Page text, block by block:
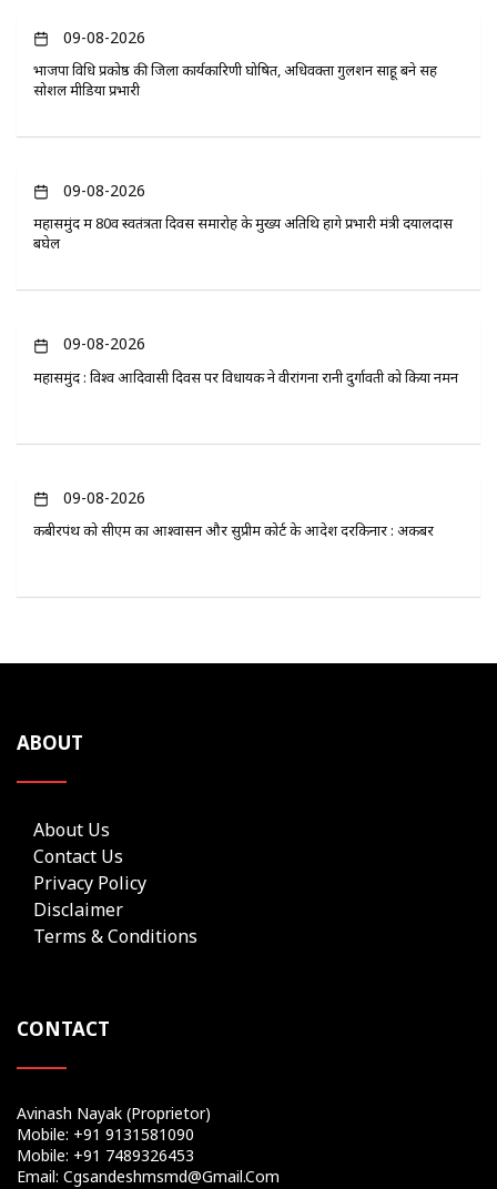
09-08-2026
भाजपा विधि प्रकोष्ठ की जिला कार्यकारिणी घोषित, अधिवक्ता गुलशन साहू बने सह
सोशल मीडिया प्रभारी
09-08-2026
महासमुंद में 80वें स्वतंत्रता दिवस समारोह के मुख्य अतिथि होंगे प्रभारी मंत्री दयालदास
बघेल
09-08-2026
महासमुंद : विश्व आदिवासी दिवस पर विधायक ने वीरांगना रानी दुर्गावती को किया नमन
09-08-2026
कबीरपंथ को सीएम का आश्वासन और सुप्रीम कोर्ट के आदेश दरकिनार : अकबर
ABOUT
About Us
Contact Us
Privacy Policy
Disclaimer
Terms & Conditions
CONTACT
Avinash Nayak (Proprietor)
Mobile: +91 9131581090
Mobile: +91 7489326453
Email: Cgsandeshmsmd@gmail.com